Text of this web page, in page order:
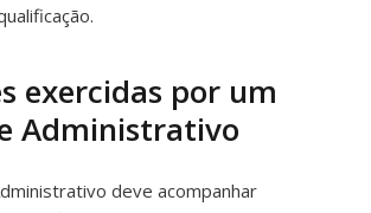
exercidas por um
Administrativo
deve acompanhar